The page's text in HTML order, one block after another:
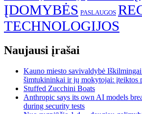
ĮDOMYBĖS PASLAUGOS
TECHNOLOGIJOS
Naujausi įrašai
Kauno miesto savivaldybė
šimtukininkai ir jų mokytojai: įteiktos
Stuffed Zucchini Boats
Anthropic says its own AI models
during security tests